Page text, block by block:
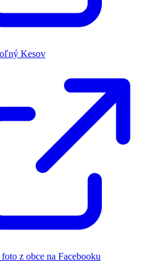
Kesov
z obce na Facebooku